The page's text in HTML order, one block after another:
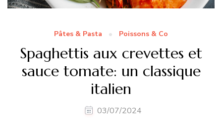
Pâtes & Pasta Poissons & Co
Spaghettis aux crevettes et
sauce tomate: un classique
italien
03/07/2024